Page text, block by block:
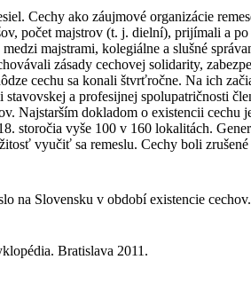
Cechy ako záujmové organizácie
počet majstrov (t. j. dielní), prijímali a
majstrami, kolegiálne a slušné
zásady cechovej solidarity,
cechu sa konali štvrťročne. Na ich
a profesijnej spolupatričnosti
Najstarším dokladom o existencii
storočia vyše 100 v 160 lokalitách.
vyučiť sa remeslu. Cechy boli zrušené
na Slovensku v období existencie
Bratislava 2011.